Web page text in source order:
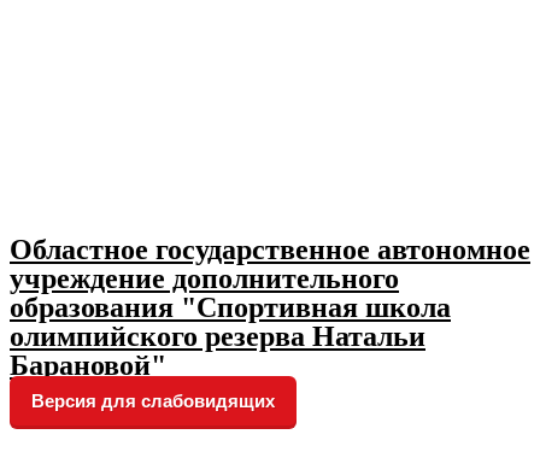
Областное государственное автономное
учреждение дополнительного
образования "Спортивная школа
олимпийского резерва Натальи
Барановой"
Версия для слабовидящих